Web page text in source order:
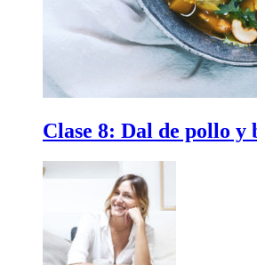
Clase 8: Dal de pollo y